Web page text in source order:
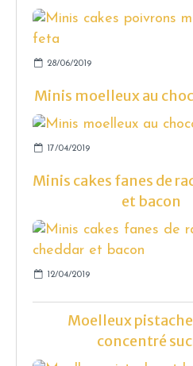
28/06/2019
Minis moelleux au
17/04/2019
Minis cakes fanes de
et bacon
12/04/2019
Moelleux
concentré